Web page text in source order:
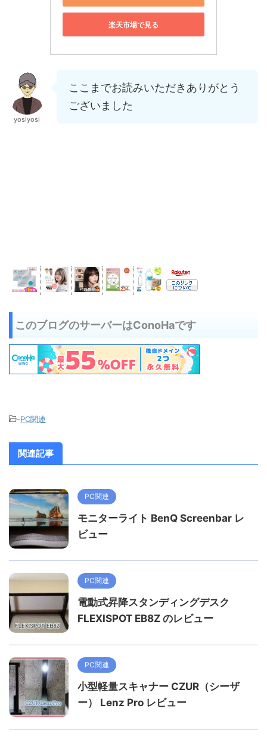
楽天市場で見る
yosiyosi
ここまでお読みいただきありがとう
ございました
このブログのサーバーはConoHaです
-PC関連
関連記事
PC関連
モニターライト BenQ Screenbar レ
ビュー
PC関連
電動式昇降スタンディングデスク
FLEXISPOT EB8Z のレビュー
PC関連
小型軽量スキャナー CZUR（シーザ
ー） Lenz Pro レビュー